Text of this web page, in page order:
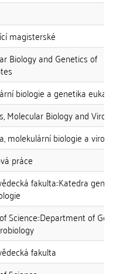
magisterské
Biology and Genetics of
biologie a genetika
Molecular Biology and
molekulární biologie a
práce
fakulta::Katedra
Science::Department of
fakulta